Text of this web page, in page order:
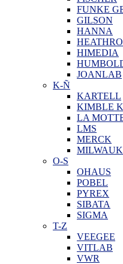
FUNKE
GILSON
HANNA
HIMEDIA
JOANLAB
K-Ñ
KARTELL
KIMBLE
LA
LMS
MERCK
O-S
OHAUS
POBEL
PYREX
SIBATA
SIGMA
T-Z
VEEGEE
VITLAB
VWR